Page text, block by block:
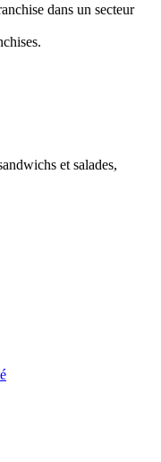
dans un secteur
et salades,